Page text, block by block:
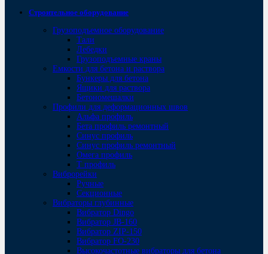
Строительное оборудование
Грузоподъемное оборудование
Тали
Лебедки
Грузоподъемные краны
Емкости для бетона и раствора
Бункеры для бетона
Ящики для раствора
Бетономешалки
Профили для деформационных швов
Альфа профиль
Бета профиль ремонтный
Синус профиль
Синус профиль ремонтный
Омега профиль
Т профиль
Виброрейки
Ручные
Секционные
Вибраторы глубинные
Вибратор Dingo
Вибратор JB-160
Вибратор ZIP-150
Bибратор FO-230
Высокочастотные вибраторы для бетона